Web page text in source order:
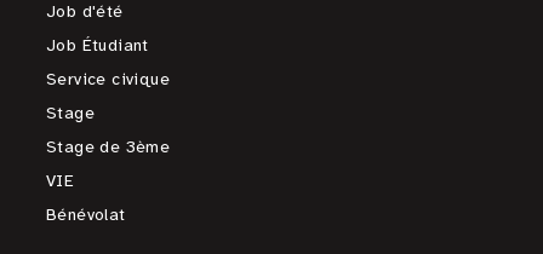
Job d'été
Job Étudiant
Service civique
Stage
Stage de 3ème
VIE
Bénévolat